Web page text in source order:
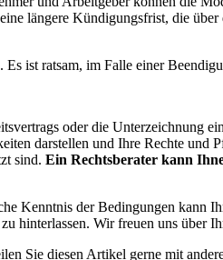
längere Kündigungsfrist, die
ist ratsam, im Falle einer
oder die Unterzeichnung
darstellen und Ihre Rechte und
sind. Ein Rechtsberater kann
Kenntnis der Bedingungen kann
hinterlassen. Wir freuen uns über
Sie diesen Artikel gerne mit